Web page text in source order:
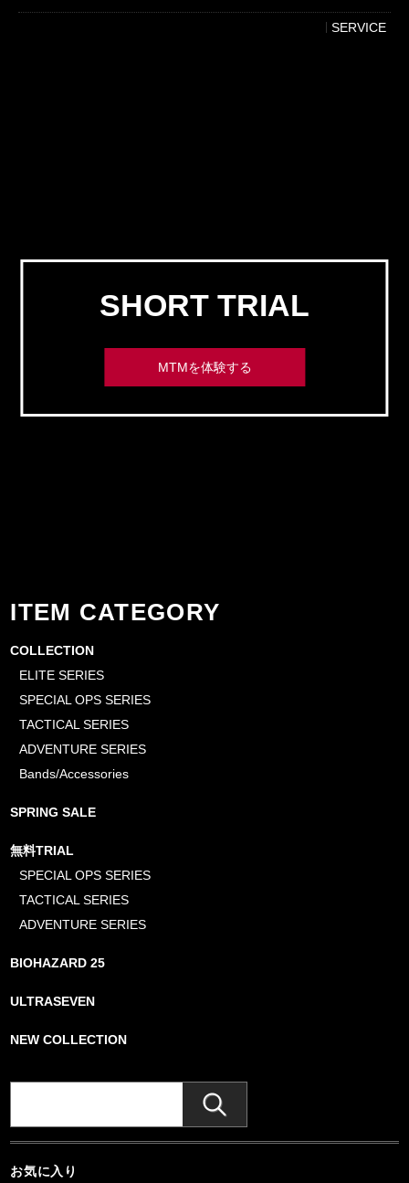
SERVICE
SHORT TRIAL
MTMを体験する
ITEM CATEGORY
COLLECTION
ELITE SERIES
SPECIAL OPS SERIES
TACTICAL SERIES
ADVENTURE SERIES
Bands/Accessories
SPRING SALE
無料TRIAL
SPECIAL OPS SERIES
TACTICAL SERIES
ADVENTURE SERIES
BIOHAZARD 25
ULTRASEVEN
NEW COLLECTION
お気に入り